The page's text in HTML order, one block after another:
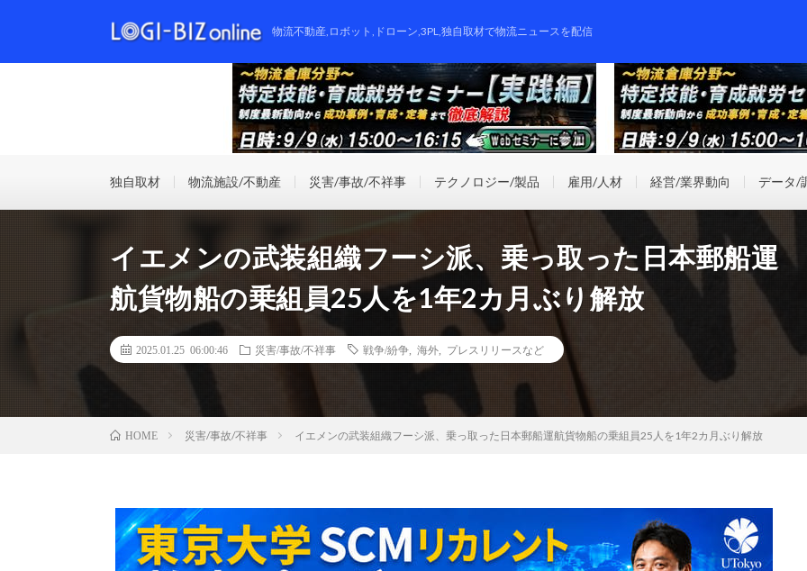
物流不動産,ロボット,ドローン,3PL,独自取材で物流ニュースを配信
独自取材 物流施設/不動産 災害/事故/不祥事 テクノロジー/製品 雇用/人材 経営/業界動向 データ/
イエメンの武装組織フーシ派、乗っ取った日本郵船運
航貨物船の乗組員25人を1年2カ月ぶり解放
2025.01.25 06:00:46 災害/事故/不祥事 戦争/紛争 海外 プレスリリースなど
HOME 災害/事故/不祥事 イエメンの武装組織フーシ派、乗っ取った日本郵船運航貨物船の乗組員25人を1年2カ月ぶり解放